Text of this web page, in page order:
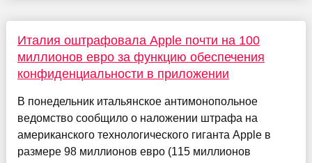
Италия оштрафовала Apple почти на 100
миллионов евро за функцию обеспечения
конфиденциальности в приложении
В понедельник итальянское антимонопольное
ведомство сообщило о наложении штрафа на
американского технологического гиганта Apple в
размере 98 миллионов евро (115 миллионов